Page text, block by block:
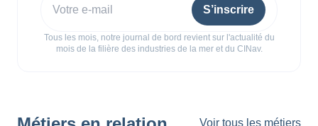
S’inscrire
Tous les mois, notre journal de bord revient sur l'actualité du
mois de la filière des industries de la mer et du CINav.
Voir tous les métiers